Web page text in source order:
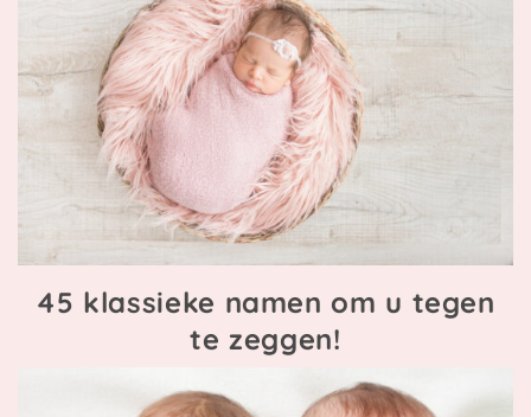
45 klassieke namen om u tegen
te zeggen!